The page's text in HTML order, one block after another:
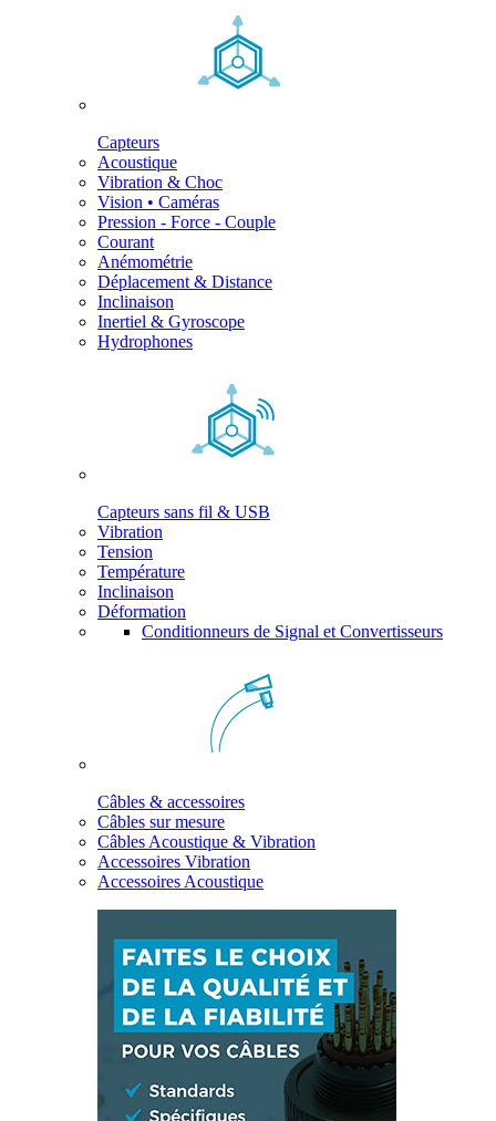
Capteurs
Acoustique
Vibration & Choc
Vision • Caméras
Pression - Force - Couple
Courant
Anémométrie
Déplacement & Distance
Inclinaison
Inertiel & Gyroscope
Hydrophones
Capteurs sans fil & USB
Vibration
Tension
Température
Inclinaison
Déformation
Conditionneurs de Signal et Convertisseurs
Câbles & accessoires
Câbles sur mesure
Câbles Acoustique & Vibration
Accessoires Vibration
Accessoires Acoustique